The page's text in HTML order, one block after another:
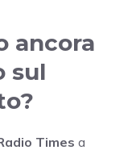
ancora
sul
Times a